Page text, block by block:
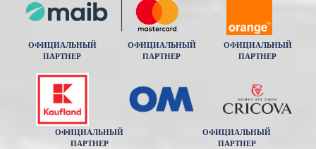
ОФИЦИАЛЬНЫЙ
ПАРТНЕР
ОФИЦИАЛЬНЫЙ
ПАРТНЕР
ОФИЦИАЛЬНЫЙ
ПАРТНЕР
ОФИЦИАЛЬНЫЙ
ПАРТНЕР
ОФИЦИАЛЬНЫЙ
ПАРТНЕР